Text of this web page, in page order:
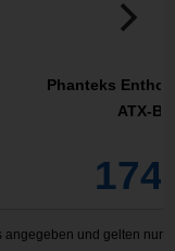
Phanteks
ATX-
angegeben und gelten nur